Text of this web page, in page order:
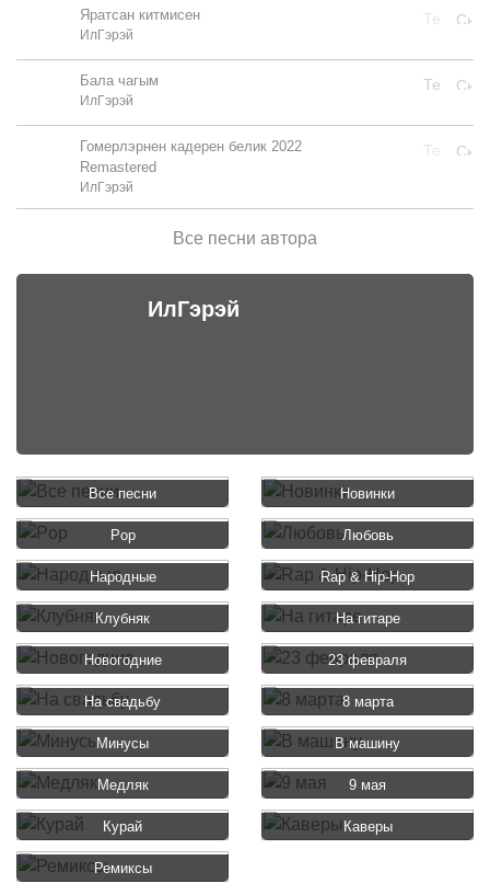
Яратсан китмисен
ИлГэрэй
Бала чагым
ИлГэрэй
Гомерлэрнен кадерен белик 2022
Remastered
ИлГэрэй
Все песни автора
ИлГэрэй
Все песни Новинки
Pop Любовь
Народные Rap & Hip-Hop
Клубняк На гитаре
Новогодние 23 февраля
На свадьбу 8 марта
Минусы В машину
Медляк 9 мая
Курай Каверы
Ремиксы